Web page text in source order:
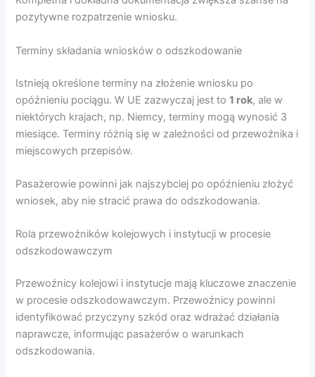
pozytywne rozpatrzenie wniosku.
Terminy składania wniosków o odszkodowanie
Istnieją określone terminy na złożenie wniosku po
opóźnieniu pociągu. W UE zazwyczaj jest to1 rok, ale w
niektórych krajach, np. Niemcy, terminy mogą wynosić 3
miesiące. Terminy różnią się w zależności od przewoźnika i
miejscowych przepisów.
Pasażerowie powinni jak najszybciej po opóźnieniu złożyć
wniosek, aby nie stracić prawa do odszkodowania.
Rola przewoźników kolejowych i instytucji w procesie
odszkodowawczym
Przewoźnicy kolejowi i instytucje mają kluczowe znaczenie
w procesie odszkodowawczym. Przewoźnicy powinni
identyfikować przyczyny szkód oraz wdrażać działania
naprawcze, informując pasażerów o warunkach
odszkodowania.